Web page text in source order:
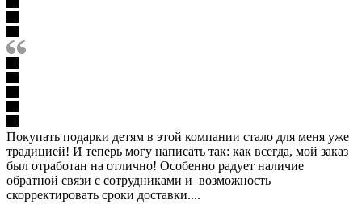
Покупать подарки детям в этой компании стало для меня уже
традицией! И теперь могу написать так: как всегда, мой заказ
был отработан на отлично! Особенно радует наличие
обратной связи с сотрудниками и возможность
скорректировать сроки доставки....